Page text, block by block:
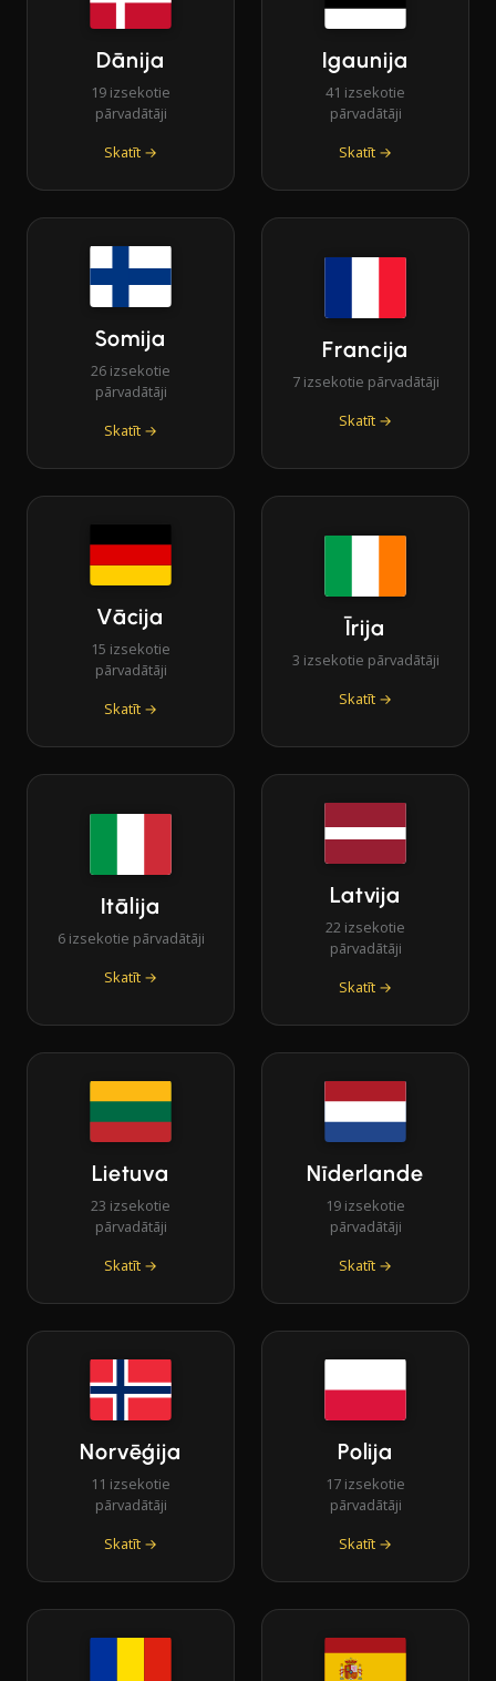
Dānija
19 izsekotie
pārvadātāji
Skatīt →
Igaunija
41 izsekotie
pārvadātāji
Skatīt →
Somija
26 izsekotie
pārvadātāji
Skatīt →
Francija
7 izsekotie pārvadātāji
Skatīt →
Vācija
15 izsekotie
pārvadātāji
Skatīt →
Īrija
3 izsekotie pārvadātāji
Skatīt →
Itālija
6 izsekotie pārvadātāji
Skatīt →
Latvija
22 izsekotie
pārvadātāji
Skatīt →
Lietuva
23 izsekotie
pārvadātāji
Skatīt →
Nīderlande
19 izsekotie
pārvadātāji
Skatīt →
Norvēģija
11 izsekotie
pārvadātāji
Skatīt →
Polija
17 izsekotie
pārvadātāji
Skatīt →